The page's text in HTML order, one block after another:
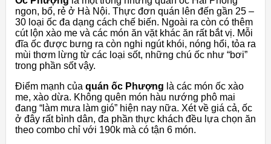
ngon, bổ, rẻ ở Hà Nội. Thực đơn quán lên đến gần 25 –
30 loại ốc đa dạng cách chế biến. Ngoài ra còn có thêm
cút lộn xào me và các món ăn vặt khác ăn rất bắt vị. Mỗi
đĩa ốc được bưng ra còn nghi ngút khói, nóng hổi, tỏa ra
mùi thơm lừng từ các loại sốt, những chú ốc như “bơi”
trong phần sốt vậy.
Điểm mạnh của quán ốc Phượng là các món ốc xào
me, xào dừa. Không quên món hàu nướng phô mai
đang “làm mưa làm gió” hiện nay nữa. Xét về giá cả, ốc
ở đây rất bình dân, đa phần thực khách đều lựa chọn ăn
theo combo chỉ với 190k mà có tận 6 món.